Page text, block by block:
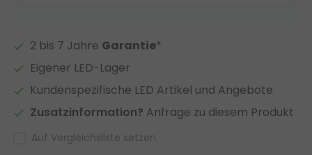
2 bis 7 Jahre Garantie*
Eigener LED-Lager
Kundenspezifische LED Artikel und Angebote
Zusatzinformation? Anfrage zu diesem Produkt
Auf Vergleichsliste setzen